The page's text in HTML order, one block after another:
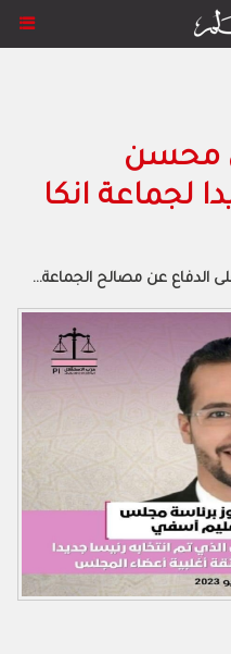
محسن
لجماعة انكا
الدفاع عن مصالح الجماعة...